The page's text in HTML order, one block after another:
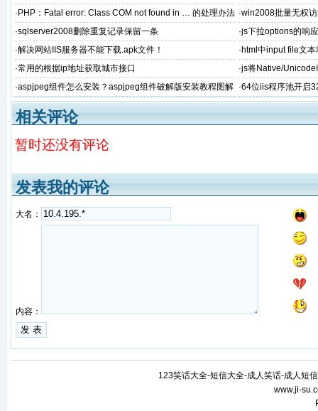
· PHP：Fatal error: Class COM not found in … 的处理办法 ·win2008批量无权
夹所有权
·sqlserver2008删除重复记录保留一条 ·js下拉options的响
·解决网站IIS服务器不能下载.apk文件！ ·html中input file文本
·常用的根据ip地址获取城市接口 ·js将Native/Unicode
·aspjpeg组件怎么安装？aspjpeg组件破解版安装教程图解
(附下载)
·64位iis程序池开启
相关评论
暂时还没有评论
发表我的评论
大名：
内容：
123笑话大全-短信大全-成人笑话-成人短
www.ji-